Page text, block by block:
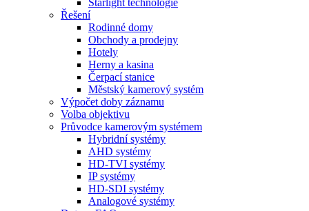
Starlight technologie
Řešení
Rodinné domy
Obchody a prodejny
Hotely
Herny a kasina
Čerpací stanice
Městský kamerový systém
Výpočet doby záznamu
Volba objektivu
Průvodce kamerovým systémem
Hybridní systémy
AHD systémy
HD-TVI systémy
IP systémy
HD-SDI systémy
Analogové systémy